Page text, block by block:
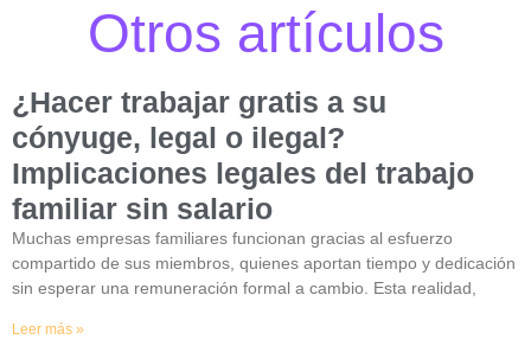
Otros artículos
¿Hacer trabajar gratis a su
cónyuge, legal o ilegal?
Implicaciones legales del trabajo
familiar sin salario
Muchas empresas familiares funcionan gracias al esfuerzo
compartido de sus miembros, quienes aportan tiempo y dedicación
sin esperar una remuneración formal a cambio. Esta realidad,
Leer más »